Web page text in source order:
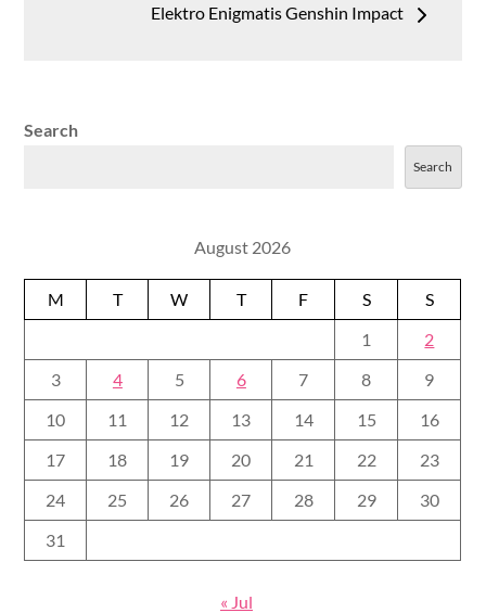
Elektro Enigmatis Genshin Impact
Search
Search
August 2026
M T W T F S
S
1
2
3
4 5 6 7 8
9
10
11 12 13 14 15
16
17
18 19 20 21 22
23
24
25 26 27 28 29
30
31
« Jul